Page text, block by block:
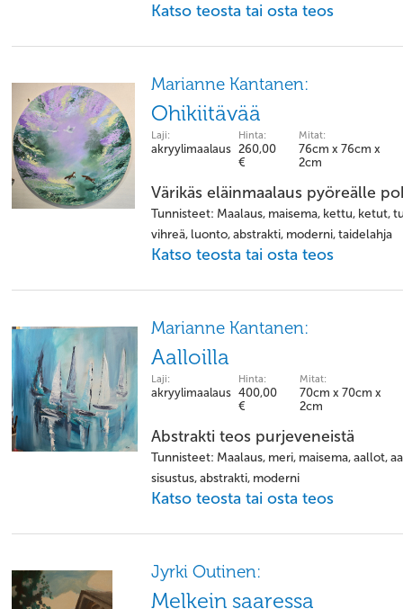
Katso teosta tai osta teos
Marianne Kantanen:
Ohikiitävää
Laji:
akryylimaalaus
Hinta:
260,00
€
Mitat:
76cm x 76cm x
2cm
Värikäs eläinmaalaus pyöreälle
Tunnisteet: Maalaus, maisema, kettu, ketut,
vihreä, luonto, abstrakti, moderni, taidelahja
Katso teosta tai osta teos
Marianne Kantanen:
Aalloilla
Laji:
akryylimaalaus
Hinta:
400,00
€
Mitat:
70cm x 70cm x
2cm
Abstrakti teos purjeveneistä
Tunnisteet: Maalaus, meri, maisema, aallot,
sisustus, abstrakti, moderni
Katso teosta tai osta teos
Jyrki Outinen:
Melkein saaressa